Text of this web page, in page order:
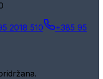
2018 510
+385 95